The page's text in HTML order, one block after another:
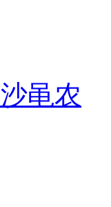
沙黾农